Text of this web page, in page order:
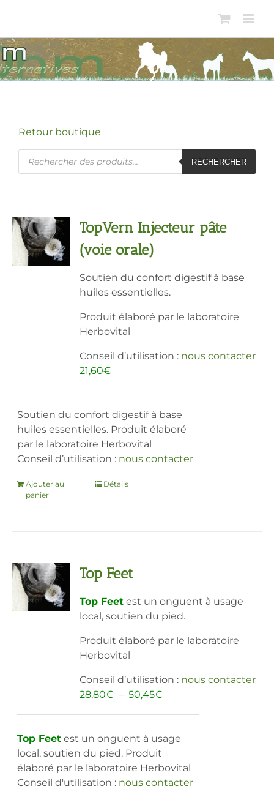
contenu
Retour boutique
Recherche
de
produits
RECHERCHER
TopVern Injecteur pâte
(voie orale)
Soutien du confort digestif à base
huiles essentielles.
Produit élaboré par le laboratoire
Herbovital
Conseil d’utilisation : nous contacter
21,60€
Soutien du confort digestif à base
huiles essentielles. Produit élaboré
par le laboratoire Herbovital
Conseil d’utilisation : nous contacter
Ajouter au
panier
Détails
Top Feet
Top Feet est un onguent à usage
local, soutien du pied.
Produit élaboré par le laboratoire
Herbovital
Conseil d’utilisation : nous contacter
28,80€ – 50,45€
prix :
28,80€
50,45€
Top Feet est un onguent à usage
local, soutien du pied. Produit
élaboré par le laboratoire Herbovital
Conseil d'utilisation : nous contacter